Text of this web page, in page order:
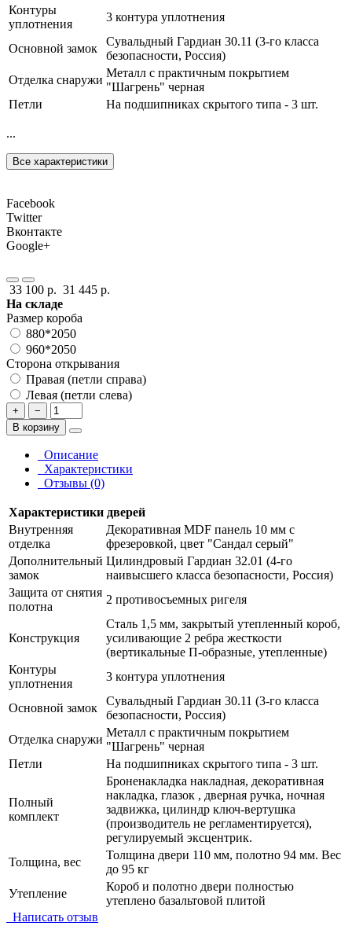
Контуры
уплотнения
3 контура уплотнения
Основной замок
Сувальдный Гардиан 30.11 (3-го класса
безопасности, Россия)
Отделка снаружи
Металл с практичным покрытием
"Шагрень" черная
Петли
На подшипниках скрытого типа - 3 шт.
...
Все характеристики
Facebook
Twitter
Вконтакте
Google+
33 100 р. 31 445 р.
На складе
Размер короба
880*2050
960*2050
Сторона открывания
Правая (петли справа)
Левая (петли слева)
+
−
В корзину
Описание
Характеристики
Отзывы (0)
Характеристики дверей
Внутренняя
отделка
Декоративная MDF панель 10 мм с
фрезеровкой, цвет "Сандал серый"
Дополнительный
замок
Цилиндровый Гардиан 32.01 (4-го
наивысшего класса безопасности, Россия)
Защита от снятия
полотна
2 противосъемных ригеля
Конструкция
Сталь 1,5 мм, закрытый утепленный короб,
усиливающие 2 ребра жесткости
(вертикальные П-образные, утепленные)
Контуры
уплотнения
3 контура уплотнения
Основной замок
Сувальдный Гардиан 30.11 (3-го класса
безопасности, Россия)
Отделка снаружи
Металл с практичным покрытием
"Шагрень" черная
Петли
На подшипниках скрытого типа - 3 шт.
Полный
комплект
Броненакладка накладная, декоративная
накладка, глазок , дверная ручка, ночная
задвижка, цилиндр ключ-вертушка
(производитель не регламентируется),
регулируемый эксцентрик.
Толщина, вес
Толщина двери 110 мм, полотно 94 мм. Вес
до 95 кг
Утепление
Короб и полотно двери полностью
утеплено базальтовой плитой
Написать отзыв